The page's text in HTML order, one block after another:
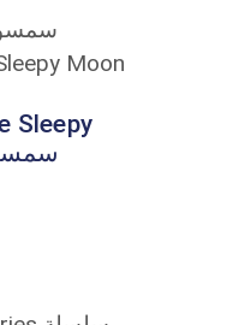
Sleepy